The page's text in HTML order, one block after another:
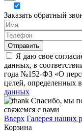
Заказать обратный
Я даю свое
данных, в
года №152-ФЗ «О
целей, определенных в
данных
Спасибо, мы
свяжемся с вами
Вверх Галерея наших
Корзина